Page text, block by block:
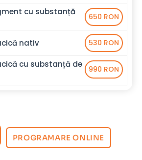
cu substanță
650 RON
nativ 530 RON
cu substanță de
990 RON
PROGRAMARE ONLINE